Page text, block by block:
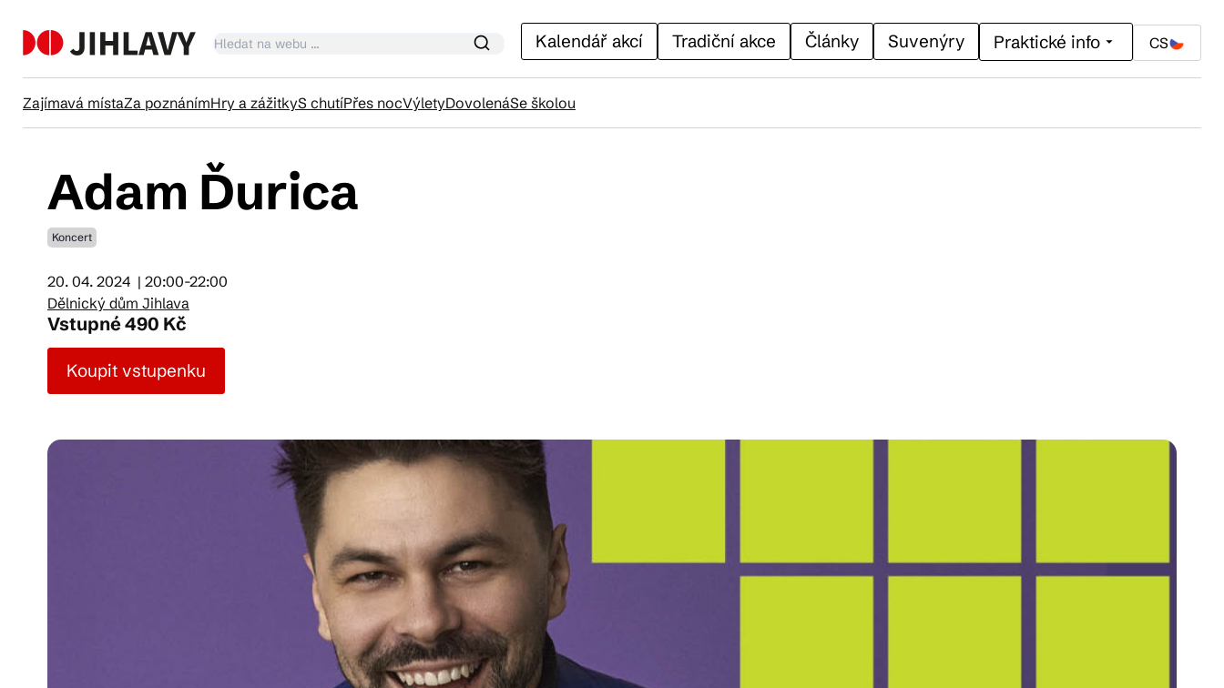
Kalendář akcí Tradiční akce Články Suvenýry Praktické info CS
Zajímavá místaZa poznánímHry a zážitkyS chutíPřes nocVýletyDovolenáSe školou
Praktické info
Kam vyrazit
Adam Ďurica
Koncert
20. 04. 2024 | 20:00-22:00
Dělnický dům Jihlava
Vstupné 490 Kč
Koupit vstupenku